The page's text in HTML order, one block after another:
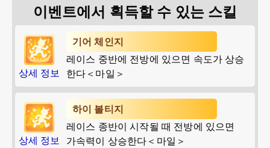
이벤트에서 획득할 수 있는 스킬
상세 정보
기어 체인지
레이스 중반에 전방에 있으면 속도가 상승
한다＜마일＞
상세 정보
하이 볼티지
레이스 종반이 시작될 때 전방에 있으면
가속력이 상승한다＜마일＞